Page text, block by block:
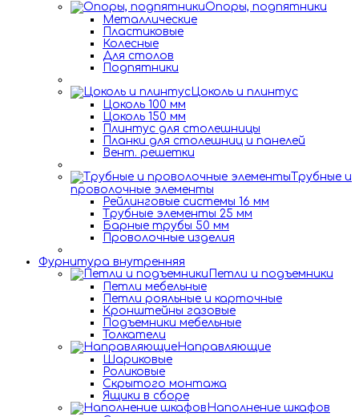
Опоры, подпятники
Металлические
Пластиковые
Колесные
Для столов
Подпятники
Цоколь и плинтус
Цоколь 100 мм
Цоколь 150 мм
Плинтус для столешницы
Планки для столешниц и панелей
Вент. решетки
Трубные и
проволочные элементы
Рейлинговые системы 16 мм
Трубные элементы 25 мм
Барные трубы 50 мм
Проволочные изделия
Фурнитура внутренняя
Петли и подъемники
Петли мебельные
Петли рояльные и карточные
Кронштейны газовые
Подъемники мебельные
Толкатели
Направляющие
Шариковые
Роликовые
Скрытого монтажа
Ящики в сборе
Наполнение шкафов